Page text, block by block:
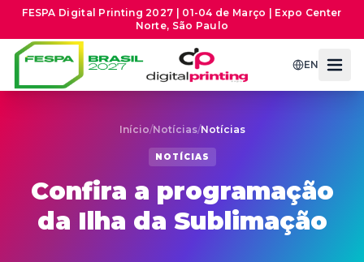
FESPA Digital Printing 2027 | 01-04 de Março | Expo Center
Norte, São Paulo
EN
Início/Notícias/Notícias
NOTÍCIAS
Confira a programação
da Ilha da Sublimação